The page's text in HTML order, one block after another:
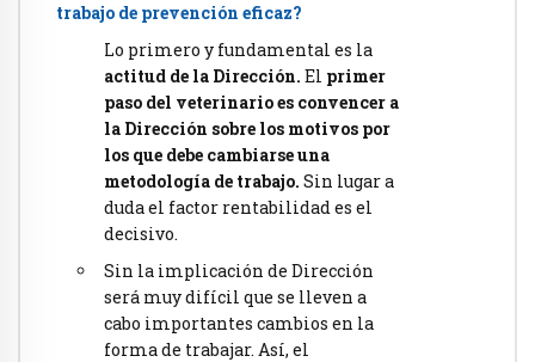
trabajo de prevención eficaz?
Lo primero y fundamental es la
actitud de la Dirección. El primer
paso del veterinario es convencer a
la Dirección sobre los motivos por
los que debe cambiarse una
metodología de trabajo. Sin lugar a
duda el factor rentabilidad es el
decisivo.
Sin la implicación de Dirección
será muy difícil que se lleven a
cabo importantes cambios en la
forma de trabajar. Así, el